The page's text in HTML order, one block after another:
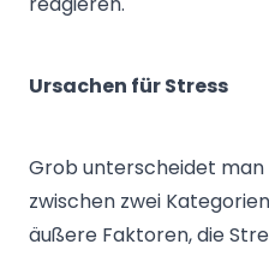
Ursachen für Stress
Grob unterscheidet
zwischen zwei
äußere Faktoren, die